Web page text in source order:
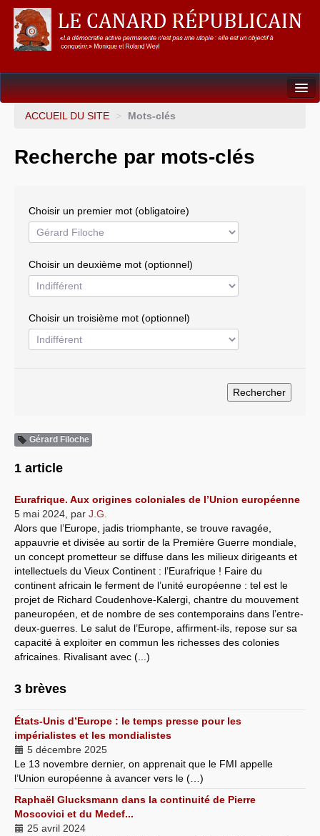
Dossiers
Gouvernance mondiale & mondialisation
Résistances
Systèmes & société sous contrôle
ACCUEIL DU SITE > Mots-clés
Recherche par mots-clés
Choisir un premier mot (obligatoire)
Choisir un deuxième mot (optionnel)
Choisir un troisième mot (optionnel)
Gérard Filoche
1 article
Eurafrique. Aux origines coloniales de l’Union européenne
5 mai 2024 par J.G.
Alors que l’Europe, jadis triomphante, se trouve ravagée,
appauvrie et divisée au sortir de la Première Guerre mondiale,
un concept prometteur se diffuse dans les milieux dirigeants et
intellectuels du Vieux Continent : l’Eurafrique ! Faire du
continent africain le ferment de l’unité européenne : tel est le
projet de Richard Coudenhove-Kalergi, chantre du mouvement
paneuropéen, et de nombre de ses contemporains dans l’entre-
deux-guerres. Le salut de l’Europe, affirment-ils, repose sur sa
capacité à exploiter en commun les richesses des colonies
africaines. Rivalisant avec (...)
3 brèves
États-Unis d’Europe : le temps presse pour les
impérialistes et les mondialistes
5 décembre 2025
Le 13 novembre dernier, on apprenait que le FMI appelle
l’Union européenne à avancer vers le (…)
Raphaël Glucksmann dans la continuité de Pierre
Moscovici et du Medef...
25 avril 2024